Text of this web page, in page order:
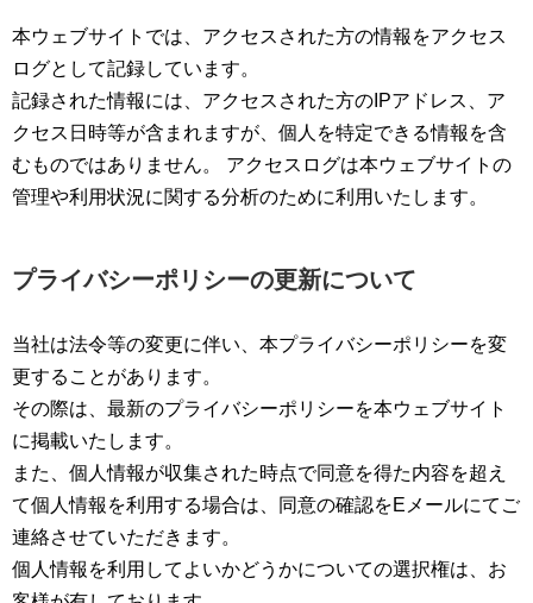
本ウェブサイトでは、アクセスされた方の情報をアクセス
ログとして記録しています。
記録された情報には、アクセスされた方のIPアドレス、ア
クセス日時等が含まれますが、個人を特定できる情報を含
むものではありません。 アクセスログは本ウェブサイトの
管理や利用状況に関する分析のために利用いたします。
プライバシーポリシーの更新について
当社は法令等の変更に伴い、本プライバシーポリシーを変
更することがあります。
その際は、最新のプライバシーポリシーを本ウェブサイト
に掲載いたします。
また、個人情報が収集された時点で同意を得た内容を超え
て個人情報を利用する場合は、同意の確認をEメールにてご
連絡させていただきます。
個人情報を利用してよいかどうかについての選択権は、お